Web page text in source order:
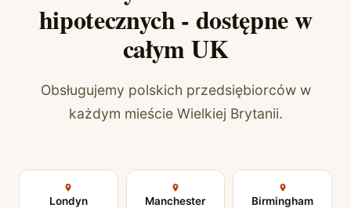
hipotecznych - dostępne w
całym UK
Obsługujemy polskich przedsiębiorców w
każdym mieście Wielkiej Brytanii.
Londyn Manchester Birmingham